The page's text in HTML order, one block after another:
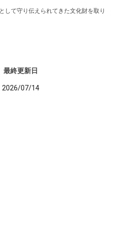
して守り伝えられてきた文化財を取り
最終更新日
2026/07/14